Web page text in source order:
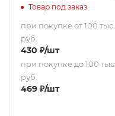
Товар под заказ
при покупке от 100 тыс.
руб.
430 ₽/шт
при покупке до 100 тыс.
руб.
469 ₽/шт